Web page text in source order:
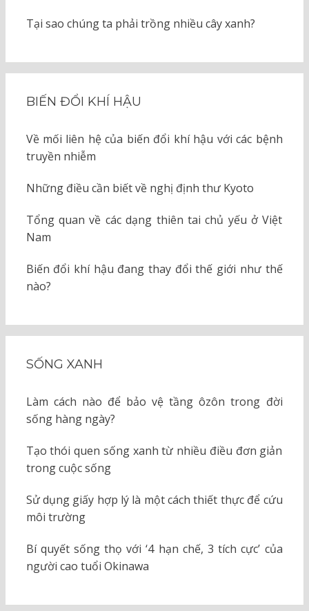
Tại sao chúng ta phải trồng nhiều cây xanh?
BIẾN ĐỔI KHÍ HẬU
Về mối liên hệ của biến đổi khí hậu với các bệnh
truyền nhiễm
Những điều cần biết về nghị định thư Kyoto
Tổng quan về các dạng thiên tai chủ yếu ở Việt
Nam
Biến đổi khí hậu đang thay đổi thế giới như thế
nào?
SỐNG XANH
Làm cách nào để bảo vệ tầng ôzôn trong đời
sống hàng ngày?
Tạo thói quen sống xanh từ nhiều điều đơn giản
trong cuộc sống
Sử dụng giấy hợp lý là một cách thiết thực để cứu
môi trường
Bí quyết sống thọ với ‘4 hạn chế, 3 tích cực’ của
người cao tuổi Okinawa